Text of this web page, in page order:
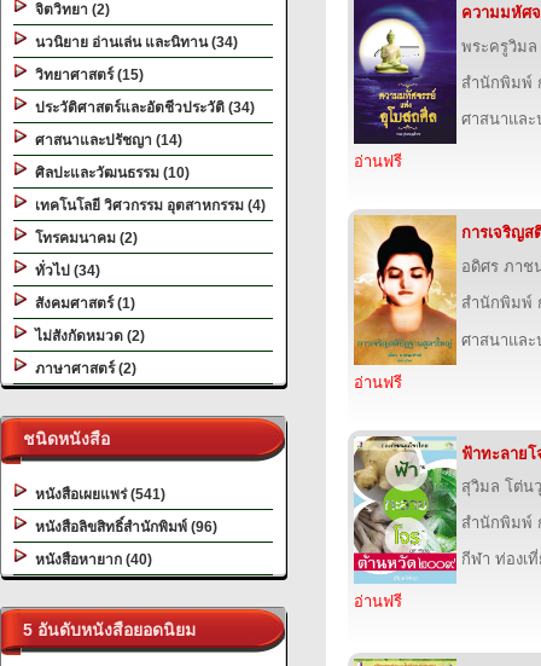
จิตวิทยา (2)
นวนิยาย อ่านเล่น และนิทาน (34)
วิทยาศาสตร์ (15)
ประวัติศาสตร์และอัตชีวประวัติ (34)
ศาสนาและปรัชญา (14)
ศิลปะและวัฒนธรรม (10)
เทคโนโลยี วิศวกรรม อุตสาหกรรม (4)
โทรคมนาคม (2)
ทั่วไป (34)
สังคมศาสตร์ (1)
ไม่สังกัดหมวด (2)
ภาษาศาสตร์ (2)
ชนิดหนังสือ
หนังสือเผยแพร่ (541)
หนังสือลิขสิทธิ์สำนักพิมพ์ (96)
หนังสือหายาก (40)
5 อันดับหนังสือยอดนิยม
ความมหัศ
พระครูวิม
สำนักพิมพ์
ศาสนาแล
อ่านฟรี
การเจริญ
อดิศร ภาช
สำนักพิมพ์
ศาสนาแล
อ่านฟรี
ฟ้าทะลายโ
สุวิมล โต่น
สำนักพิมพ์
กีฬา ท่องเ
อ่านฟรี